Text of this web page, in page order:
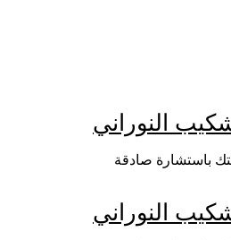
النوراني
باستشارة صادقة
النوراني